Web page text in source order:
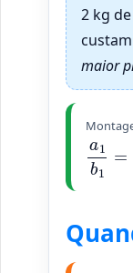
2 kg
maior
a1